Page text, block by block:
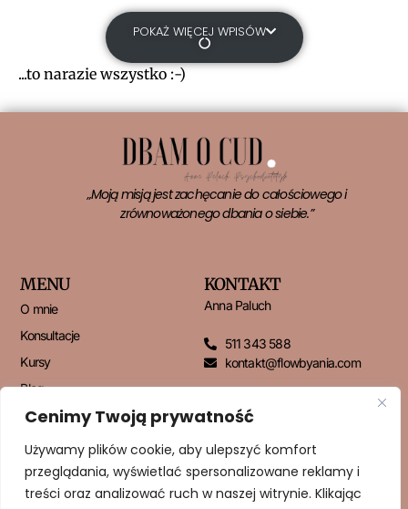
Cenimy Twoją prywatność
Używamy plików cookie, aby ulepszyć komfort
przeglądania, wyświetlać spersonalizowane reklamy i
treści oraz analizować ruch w naszej witrynie. Klikając
POKAŻ WIĘCEJ WPISÓW
...to narazie wszystko :-)
„Moją misją jest zachęcanie do całościowego i
zrównoważonego dbania o siebie.”
MENU
O mnie
Konsultacje
Kursy
Blog
Kontakt
KONTAKT
Anna Paluch
511 343 588
kontakt@flowbyania.com
NEWSLETTER